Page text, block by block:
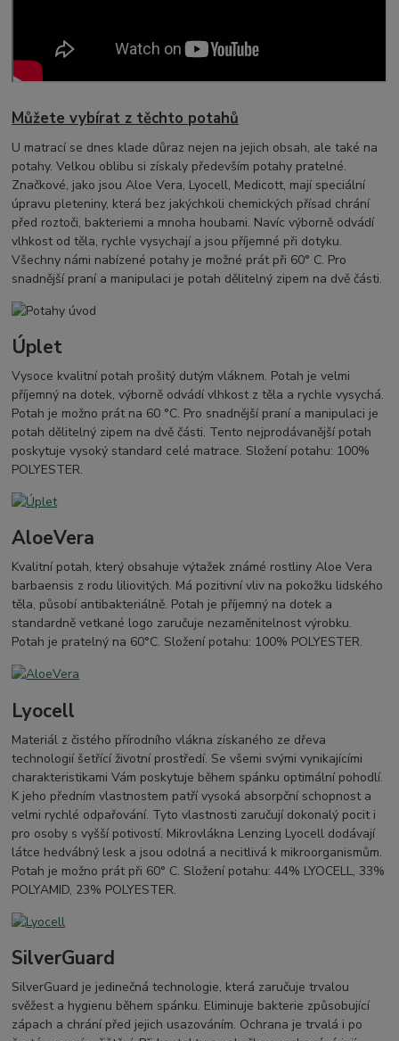
Můžete vybírat z těchto potahů
U matrací se dnes klade důraz nejen na jejich obsah, ale také na
potahy. Velkou oblibu si získaly především potahy pratelné.
Značkové, jako jsou Aloe Vera, Lyocell, Medicott, mají speciální
úpravu pleteniny, která bez jakýchkoli chemických přísad chrání
před roztoči, bakteriemi a mnoha houbami. Navíc výborně odvádí
vlhkost od těla, rychle vysychají a jsou příjemné při dotyku.
Všechny námi nabízené potahy je možné prát při 60° C. Pro
snadnější praní a manipulaci je potah dělitelný zipem na dvě části.
Úplet
Vysoce kvalitní potah prošitý dutým vláknem. Potah je velmi
příjemný na dotek, výborně odvádí vlhkost z těla a rychle vysychá.
Potah je možno prát na 60 °C. Pro snadnější praní a manipulaci je
potah dělitelný zipem na dvě části. Tento nejprodávanější potah
poskytuje vysoký standard celé matrace. Složení potahu: 100%
POLYESTER.
AloeVera
Kvalitní potah, který obsahuje výtažek známé rostliny Aloe Vera
barbaensis z rodu liliovitých. Má pozitivní vliv na pokožku lidského
těla, působí antibakteriálně. Potah je příjemný na dotek a
standardně vetkané logo zaručuje nezaměnitelnost výrobku.
Potah je pratelný na 60°C. Složení potahu: 100% POLYESTER.
Lyocell
Materiál z čistého přírodního vlákna získaného ze dřeva
technologií šetřící životní prostředí. Se všemi svými vynikajícími
charakteristikami Vám poskytuje během spánku optimální pohodlí.
K jeho předním vlastnostem patří vysoká absorpční schopnost a
velmi rychlé odpařování. Tyto vlastnosti zaručují dokonalý pocit i
pro osoby s vyšší potivostí. Mikrovlákna Lenzing Lyocell dodávají
látce hedvábný lesk a jsou odolná a necitlivá k mikroorganismům.
Potah je možno prát při 60° C. Složení potahu: 44% LYOCELL, 33%
POLYAMID, 23% POLYESTER.
SilverGuard
SilverGuard je jedinečná technologie, která zaručuje trvalou
svěžest a hygienu během spánku. Eliminuje bakterie způsobující
zápach a chrání před jejich usazováním. Ochrana je trvalá i po